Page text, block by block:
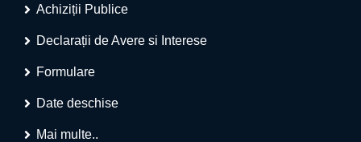
Achiziții Publice
Declarații de Avere si Interese
Formulare
Date deschise
Mai multe..